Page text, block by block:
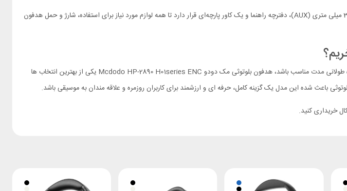
در بسته بندی این محصول علاوه بر هدفون بلوتوثی Mcdodo HP-2890 ، یک کابل شارژ تایپ سی، کابل 3.5 میلی متری (AUX)، دفترچه راهنما و یک کاور پارچه‌ای قرار دارد تا همه لوازم مورد نیاز برای استفاده، شارژ و حمل هدفون
اگر به دنبال هدفونی هستید که هم کیفیت صدای قدرتمند داشته باشد و هم برای تماس، موسیقی و استفاده طولانی مدت مناسب باشد، هدفون بلوتوثی مک دودو Mcdodo HP-2890 H01series ENC یکی از بهترین انتخاب ها
خریداری کنید.